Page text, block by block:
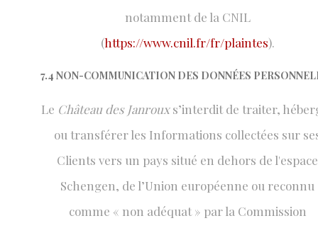
notamment de la CNIL
(https://www.cnil.fr/fr/plaintes).
7.4 NON-COMMUNICATION DES DONNÉES
Le Château des Janrouxs’interdit de traiter,
ou transférer les Informations collectées sur
Clients vers un pays situé en dehors de l'espace
Schengen, de l’Union européenne ou reconnu
comme « non adéquat » par la Commission